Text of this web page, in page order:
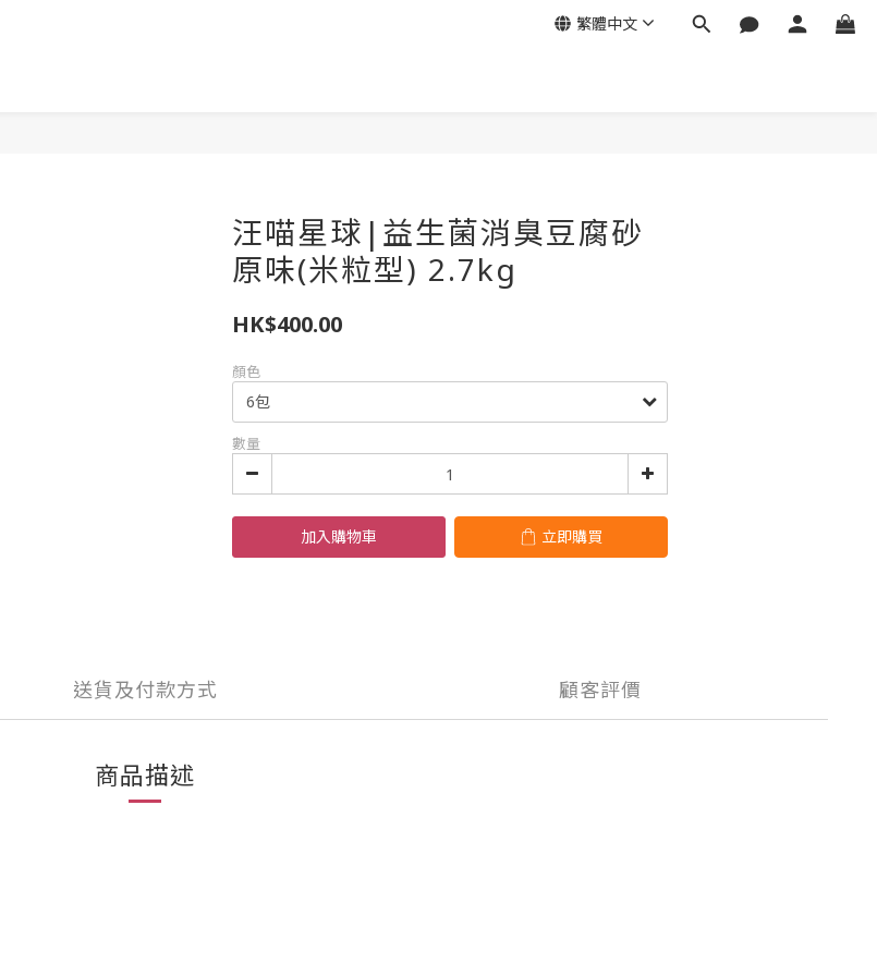
繁體中文
汪喵星球|益生菌消臭豆腐砂
原味(米粒型) 2.7kg
HK$400.00
顏色
數量
加入購物車 立即購買
送貨及付款方式 顧客評價
商品描述